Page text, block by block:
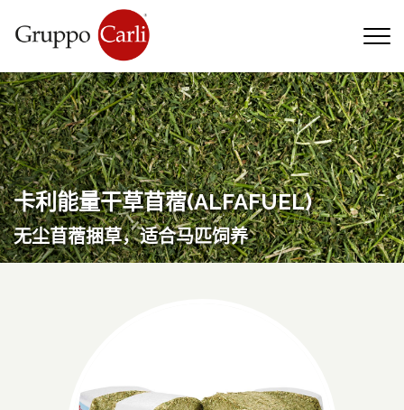
T—info@gruppocarli.com
卡利能量干草苜蓿(ALFAFUEL)
无尘苜蓿捆草，适合马匹饲养